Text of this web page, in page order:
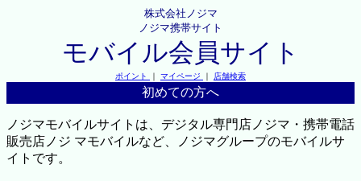
株式会社ノジマ
ノジマ携帯サイト
モバイル会員サイト
ポイント ｜ マイページ ｜ 店舗検索
初めての方へ
ノジマモバイルサイトは、デジタル専門店ノジマ・携帯電話
販売店ノジ マモバイルなど、ノジマグループのモバイルサ
イトです。